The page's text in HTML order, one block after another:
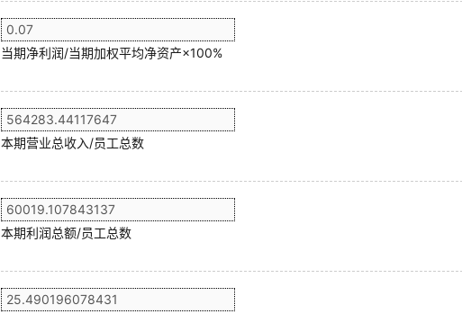
当期净利润/当期加权平均净资产×100%
本期营业总收入/员工总数
本期利润总额/员工总数